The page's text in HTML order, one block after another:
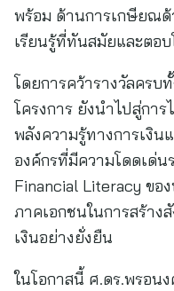
พร้อม ด้านการเกษียณ
เรียนรู้ที่ทันสมัยและตอ
โดยการคว้ารางวัลคร
โครงการ ยังนำไปสู่การ
พลังความรู้ทางการเงิน
องค์กรที่มีความโดดเด่น
Financial Literacy ขอ
ภาคเอกชนในการสร้า
เงินอย่างยั่งยืน
ในโอกาสนี้ ศ.ดร.พรอน